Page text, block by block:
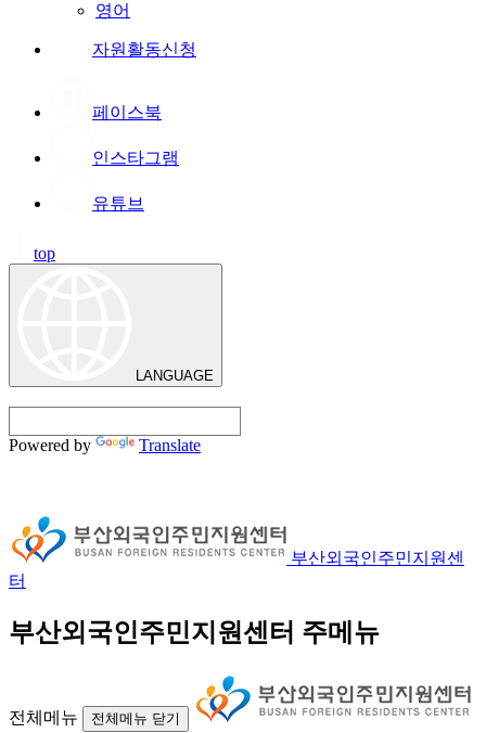
영어
자원활동신청
페이스북
인스타그램
유튜브
top
LANGUAGE
Powered by Translate
부산외국인주민지원센
터
부산외국인주민지원센터 주메뉴
전체메뉴 전체메뉴 닫기